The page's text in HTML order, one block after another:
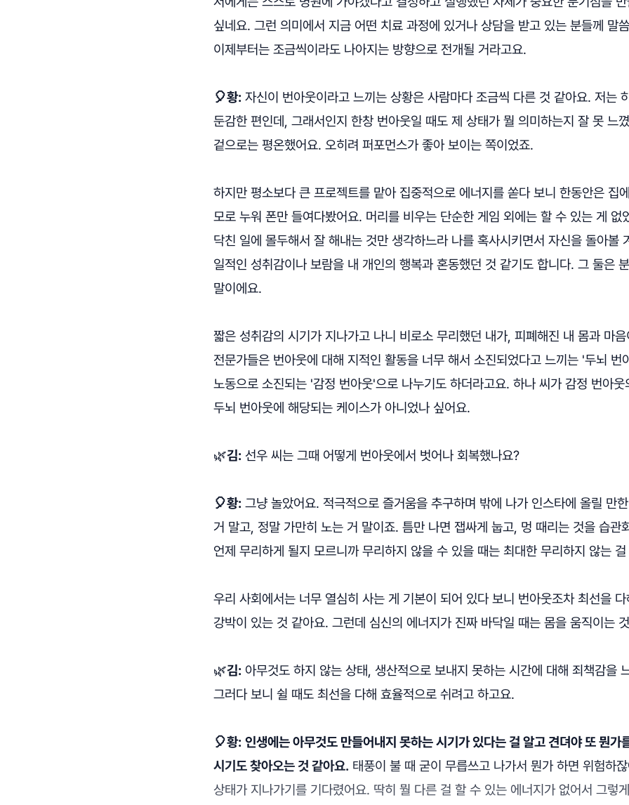
싶네요. 그런 의미에서 지금 어떤 치료 과정에 있거나 상담을 받고 있는 분들께 말
이제부터는 조금씩이라도 나아지는 방향으로 전개될 거라고요.
🎈황: 자신이 번아웃이라고 느끼는 상황은 사람마다 조금씩 다른 것 같아요. 저는
둔감한 편인데, 그래서인지 한창 번아웃일 때도 제 상태가 뭘 의미하는지 잘 못 느
겉으로는 평온했어요. 오히려 퍼포먼스가 좋아 보이는 쪽이었죠.
하지만 평소보다 큰 프로젝트를 맡아 집중적으로 에너지를 쏟다 보니 한동안은 집
모로 누워 폰만 들여다봤어요. 머리를 비우는 단순한 게임 외에는 할 수 있는 게 없
닥친 일에 몰두해서 잘 해내는 것만 생각하느라 나를 혹사시키면서 자신을 돌아볼
일적인 성취감이나 보람을 내 개인의 행복과 혼동했던 것 같기도 합니다. 그 둘은
말이에요.
짧은 성취감의 시기가 지나가고 나니 비로소 무리했던 내가, 피폐해진 내 몸과 마
전문가들은 번아웃에 대해 지적인 활동을 너무 해서 소진되었다고 느끼는 '두뇌 번
노동으로 소진되는 '감정 번아웃'으로 나누기도 하더라고요. 하나 씨가 감정 번아
두뇌 번아웃에 해당되는 케이스가 아니었나 싶어요.
🌿김: 선우 씨는 그때 어떻게 번아웃에서 벗어나 회복했나요?
🎈황: 그냥 놀았어요. 적극적으로 즐거움을 추구하며 밖에 나가 인스타에 올릴 만
거 말고, 정말 가만히 노는 거 말이죠. 틈만 나면 잽싸게 눕고, 멍 때리는 것을 습관
언제 무리하게 될지 모르니까 무리하지 않을 수 있을 때는 최대한 무리하지 않는
우리 사회에서는 너무 열심히 사는 게 기본이 되어 있다 보니 번아웃조차 최선을
강박이 있는 것 같아요. 그런데 심신의 에너지가 진짜 바닥일 때는 몸을 움직이는
🌿김: 아무것도 하지 않는 상태, 생산적으로 보내지 못하는 시간에 대해 죄책감을
그러다 보니 쉴 때도 최선을 다해 효율적으로 쉬려고 하고요.
🎈황: 인생에는 아무것도 만들어내지 못하는 시기가 있다는 걸 알고 견뎌야 또 뭔가
시기도 찾아오는 것 같아요. 태풍이 불 때 굳이 무릅쓰고 나가서 뭔가 하면 위험하
상태가 지나가기를 기다렸어요. 딱히 뭘 다른 걸 할 수 있는 에너지가 없어서 그렇